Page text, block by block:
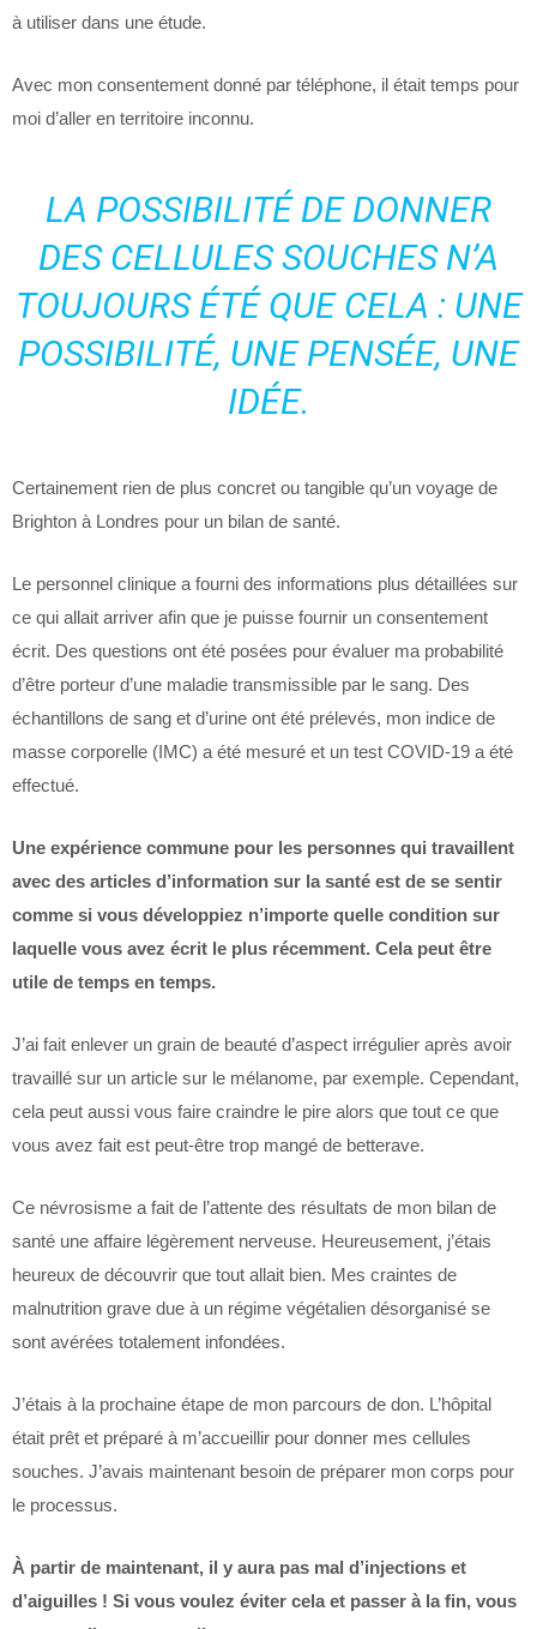
à utiliser dans une étude.
Avec mon consentement donné par téléphone, il était temps pour
moi d’aller en territoire inconnu.
LA POSSIBILITÉ DE DONNER
DES CELLULES SOUCHES N’A
TOUJOURS ÉTÉ QUE CELA : UNE
POSSIBILITÉ, UNE PENSÉE, UNE
IDÉE.
Certainement rien de plus concret ou tangible qu’un voyage de
Brighton à Londres pour un bilan de santé.
Le personnel clinique a fourni des informations plus détaillées sur
ce qui allait arriver afin que je puisse fournir un consentement
écrit. Des questions ont été posées pour évaluer ma probabilité
d’être porteur d’une maladie transmissible par le sang. Des
échantillons de sang et d’urine ont été prélevés, mon indice de
masse corporelle (IMC) a été mesuré et un test COVID-19 a été
effectué.
Une expérience commune pour les personnes qui travaillent
avec des articles d’information sur la santé est de se sentir
comme si vous développiez n’importe quelle condition sur
laquelle vous avez écrit le plus récemment. Cela peut être
utile de temps en temps.
J’ai fait enlever un grain de beauté d’aspect irrégulier après avoir
travaillé sur un article sur le mélanome, par exemple. Cependant,
cela peut aussi vous faire craindre le pire alors que tout ce que
vous avez fait est peut-être trop mangé de betterave.
Ce névrosisme a fait de l’attente des résultats de mon bilan de
santé une affaire légèrement nerveuse. Heureusement, j’étais
heureux de découvrir que tout allait bien. Mes craintes de
malnutrition grave due à un régime végétalien désorganisé se
sont avérées totalement infondées.
J’étais à la prochaine étape de mon parcours de don. L’hôpital
était prêt et préparé à m’accueillir pour donner mes cellules
souches. J’avais maintenant besoin de préparer mon corps pour
le processus.
À partir de maintenant, il y aura pas mal d’injections et
d’aiguilles ! Si vous voulez éviter cela et passer à la fin, vous